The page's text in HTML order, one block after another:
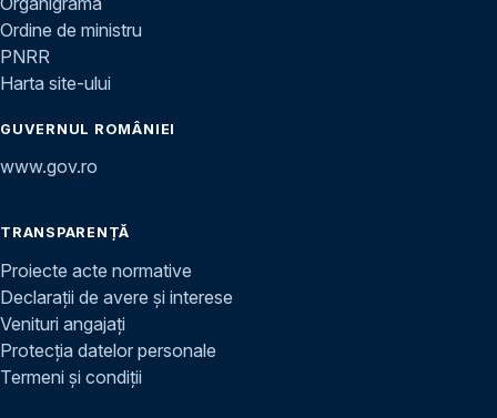
Ordine de ministru
PNRR
Harta site-ului
GUVERNUL ROMÂNIEI
www.gov.ro
TRANSPARENȚĂ
Proiecte acte normative
Declarații de avere și interese
Venituri angajați
Protecția datelor personale
Termeni și condiții